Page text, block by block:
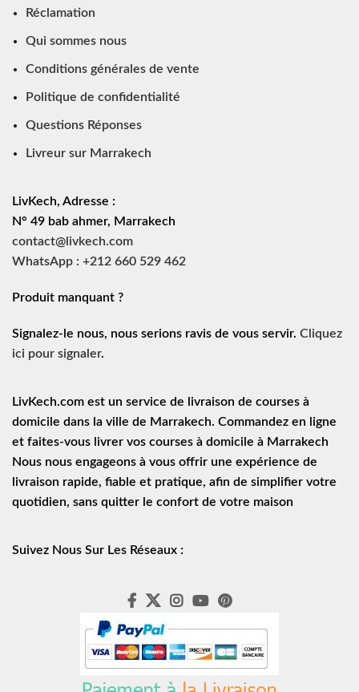
Réclamation
Qui sommes nous
Conditions générales de vente
Politique de confidentialité
Questions Réponses
Livreur sur Marrakech
LivKech, Adresse :
N° 49 bab ahmer, Marrakech
contact@livkech.com
WhatsApp : +212 660 529 462
Produit manquant ?
Signalez-le nous, nous serions ravis de vous servir. Cliquez
ici pour signaler.
LivKech.com est un service de
livraison de courses à
domicile dans la ville de Marrakech. Commandez en ligne
et faites-vous livrer vos courses à domicile à Marrakech
Nous nous engageons à vous offrir une expérience de
livraison rapide, fiable et pratique, afin de simplifier votre
quotidien, sans quitter le confort de votre maison
Suivez Nous Sur Les Réseaux :